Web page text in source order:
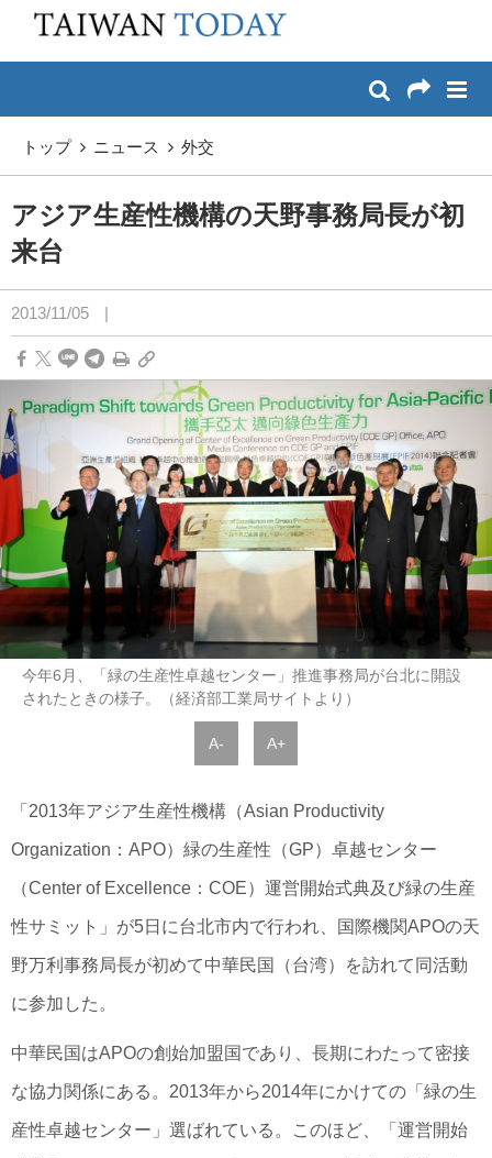
メイン コンテンツへスキップ
トップ ニュース 外交
アジア生産性機構の天野事務局長が初
来台
2013/11/05 |
今年6月、「緑の生産性卓越センター」推進事務局が台北に開設
されたときの様子。（経済部工業局サイトより）
A- A+
「2013年アジア生産性機構（Asian Productivity
Organization：APO）緑の生産性（GP）卓越センター
（Center of Excellence：COE）運営開始式典及び緑の生産
性サミット」が5日に台北市内で行われ、国際機関APOの天
野万利事務局長が初めて中華民国（台湾）を訪れて同活動
に参加した。
中華民国はAPOの創始加盟国であり、長期にわたって密接
な協力関係にある。2013年から2014年にかけての「緑の生
産性卓越センター」選ばれている。このほど、「運営開始